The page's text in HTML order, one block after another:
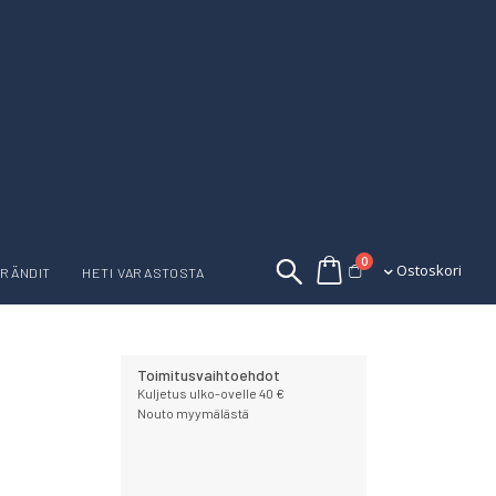
Ostoskori
0tuotettaOstoskori
HETI VARASTOSTA
Toimitusvaihtoehdot
Kuljetus ulko-ovelle 40 €
Nouto myymälästä